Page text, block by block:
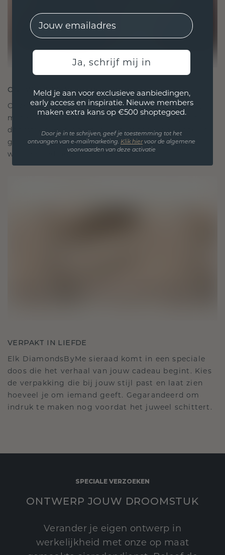
ONTWORPEN VOOR VERBINDING
Onze ontwerpfilosofie is gericht op verbinding,
met elk stuk ontworpen om de tand des tijds te
doorstaan. Het wordt jouw symbool van liefde en
gekoesterde momenten, bedoeld om voor altijd te
worden gedragen en gekoesterd.
VERPAKT IN LIEFDE
Elk DiamondsByMe sieraad komt in een speciale
doos die het verhaal van jouw cadeau begint. Kies
de verpakking die bij jouw stijl past en laat zien
hoeveel je om iemand geeft. Gegarandeerd om
indruk te maken nog voordat het juweel schittert.
SPECIALE VERZOEKEN
ONTWERP JOUW DROOMSTUK
Verander je eigen ontwerp in
werkelijkheid met onze op maat
EMail
Ja, schrijf mij in
Meld je aan voor exclusieve aanbiedingen,
early access en inspiratie. Nieuwe members
maken extra kans op €500 shoptegoed.
Door je in te schrijven, geef je toestemming tot het
ontvangen van e-mailmarketing. Klik hiervoor de algemene
voorwaarden van deze activatie